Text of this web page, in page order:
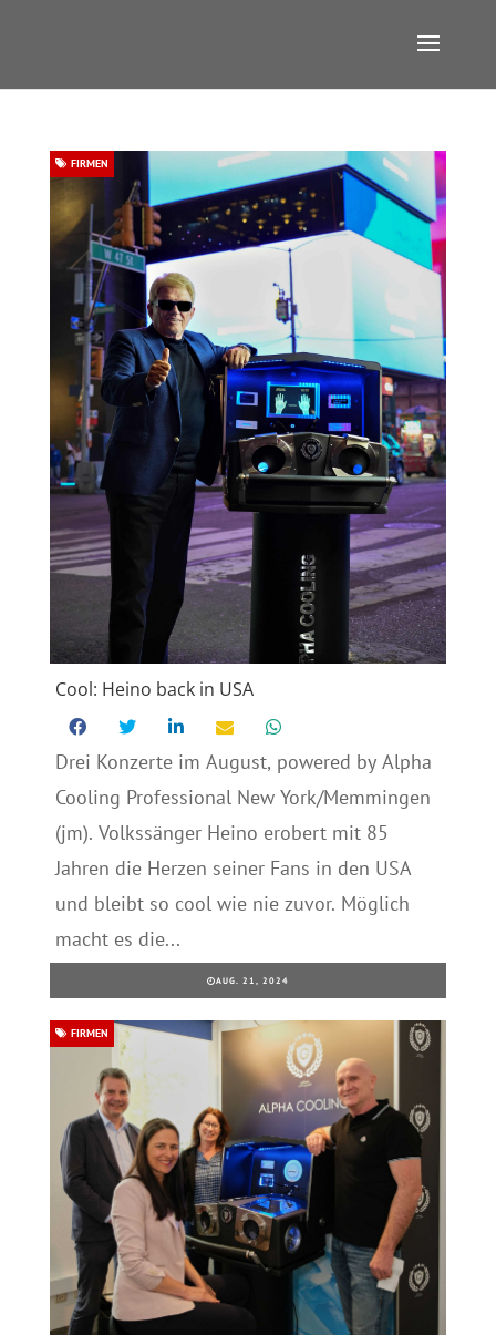
Cool: Heino back in USA
FIRMEN
Drei Konzerte im August, powered by Alpha
Cooling Professional New York/Memmingen
(jm). Volkssänger Heino erobert mit 85
Jahren die Herzen seiner Fans in den USA
und bleibt so cool wie nie zuvor. Möglich
macht es die...
AUG. 21, 2024
FIRMEN